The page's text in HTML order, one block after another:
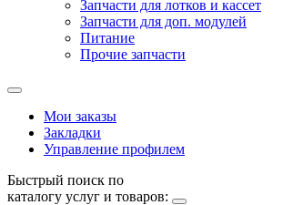
Запчасти для лотков и кассет
Запчасти для доп. модулей
Питание
Прочие запчасти
Мои заказы
Закладки
Управление профилем
Быстрый поиск по
каталогу услуг и товаров: